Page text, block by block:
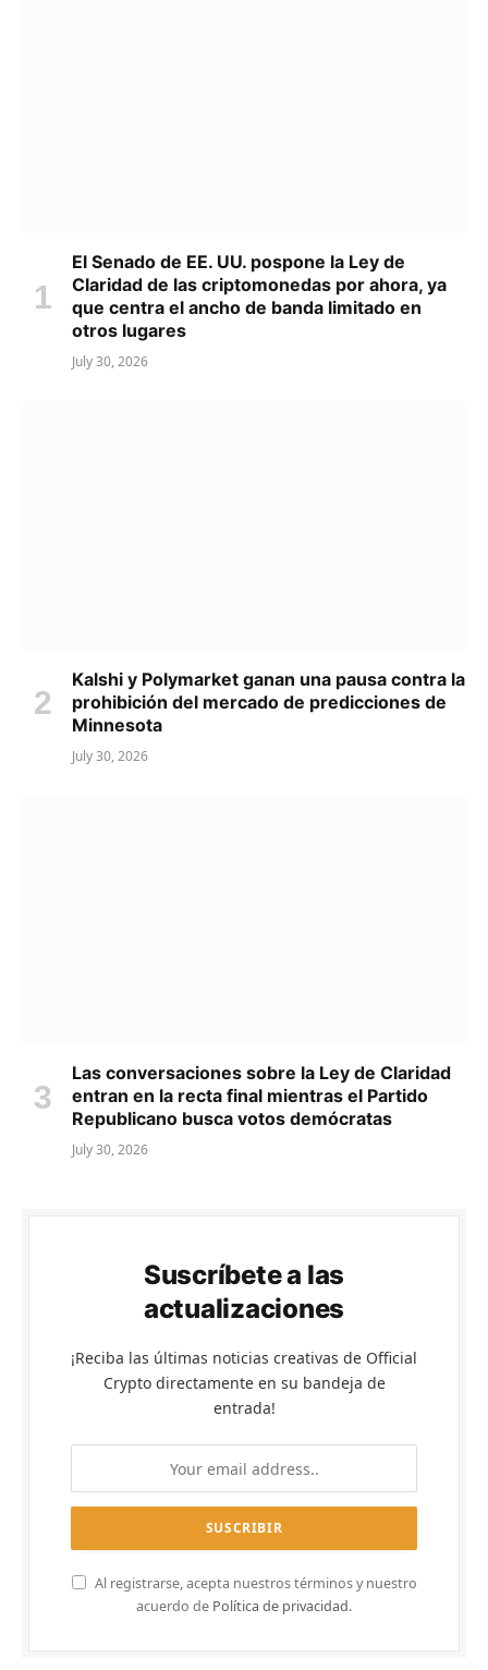
El Senado de EE. UU. pospone la Ley de
Claridad de las criptomonedas por ahora, ya
que centra el ancho de banda limitado en
otros lugares
July 30, 2026
Kalshi y Polymarket ganan una pausa contra la
prohibición del mercado de predicciones de
Minnesota
July 30, 2026
Las conversaciones sobre la Ley de Claridad
entran en la recta final mientras el Partido
Republicano busca votos demócratas
July 30, 2026
Suscríbete a las
actualizaciones
¡Reciba las últimas noticias creativas de Official
Crypto directamente en su bandeja de
entrada!
Al registrarse, acepta nuestros términos y nuestro
acuerdo de Política de privacidad.